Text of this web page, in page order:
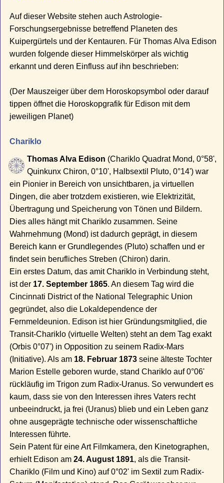
Auf dieser Website stehen auch Astrologie-
Forschungsergebnisse betreffend Planeten des
Kuipergürtels und der Kentauren. Für Thomas Alva Edison
wurden folgende dieser Himmelskörper als wichtig
erkannt und deren Einfluss auf ihn beschrieben:
(Der Mauszeiger über dem Horoskopsymbol oder darauf
tippen öffnet die Horoskopgrafik für Edison mit dem
jeweiligen Planet)
Chariklo
Thomas Alva Edison (Chariklo Quadrat Mond, 0°58',
Quinkunx Chiron, 0°10', Halbsextil Pluto, 0°14') war
ein Pionier in Bereich von unsichtbaren, ja virtuellen
Dingen, die aber trotzdem existieren, wie Elektrizität,
Übertragung und Speicherung von Tönen und Bildern.
Dies alles hängt mit Chariklo zusammen. Seine
Wahrnehmung (Mond) ist dadurch geprägt, in diesem
Bereich kann er Grundlegendes (Pluto) schaffen und er
findet sein berufliches Streben (Chiron) darin.
Ein erstes Datum, das amit Chariklo in Verbindung steht,
ist der 17. September 1865. An diesem Tag wird die
Cincinnati District of the National Telegraphic Union
gegründet, also die Lokaldependence der
Fernmeldeunion. Edison ist hier Gründungsmitglied, die
Transit-Chariklo (virtuelle Welten) steht an dem Tag exakt
(Orbis 0°07') in Opposition zu seinem Radix-Mars
(Initiative). Als am 18. Februar 1873 seine älteste Tochter
Marion Estelle geboren wurde, stand Chariklo auf 0°06'
rückläufig im Trigon zum Radix-Uranus. So verwundert es
kaum, dass sie von den Interessen ihres Vaters recht
unbeeindruckt, ja frei (Uranus) blieb und ein Leben ganz
ohne ausgeprägte technische oder wissenschaftliche
Interessen führte.
Sein Patent für eine Art Filmkamera, den Kinetographen,
erhielt Edison am24. August 1891, als die Transit-
Chariklo (Film und Kino) auf 0°02' im Sextil zum Radix-